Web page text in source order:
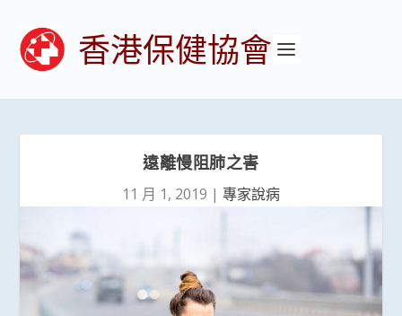
香港保健協會
遠離慢阻肺之害
11 月 1, 2019 | 專家說病